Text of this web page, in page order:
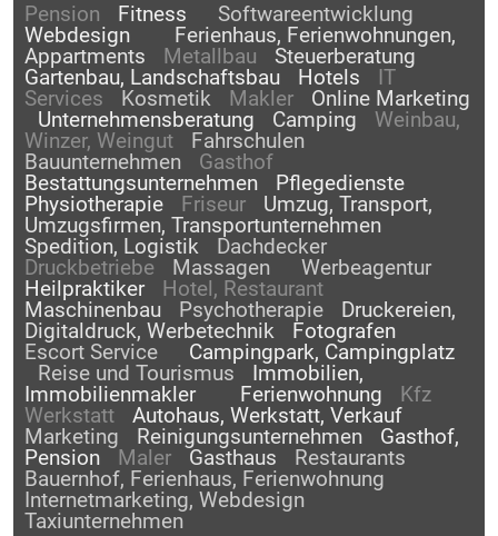
Pension Fitness
Softwareentwicklung
Webdesign
Ferienhaus, Ferienwohnungen,
Appartments
Metallbau
Steuerberatung
Gartenbau, Landschaftsbau
Hotels
IT
Services
Kosmetik Makler
Online Marketing
Unternehmensberatung
Camping
Weinbau,
Winzer, Weingut
Fahrschulen
Bauunternehmen
Gasthof
Bestattungsunternehmen
Pflegedienste
Physiotherapie
Friseur
Umzug, Transport,
Umzugsfirmen, Transportunternehmen
Spedition, Logistik
Dachdecker
Druckbetriebe
Massagen
Werbeagentur
Heilpraktiker
Hotel, Restaurant
Maschinenbau
Psychotherapie
Druckereien,
Digitaldruck, Werbetechnik
Fotografen
Escort Service
Campingpark, Campingplatz
Reise und Tourismus
Immobilien,
Immobilienmakler
Ferienwohnung
Kfz
Werkstatt
Autohaus, Werkstatt, Verkauf
Marketing
Reinigungsunternehmen
Gasthof,
Pension
Maler Gasthaus
Restaurants
Bauernhof, Ferienhaus, Ferienwohnung
Internetmarketing, Webdesign
Taxiunternehmen